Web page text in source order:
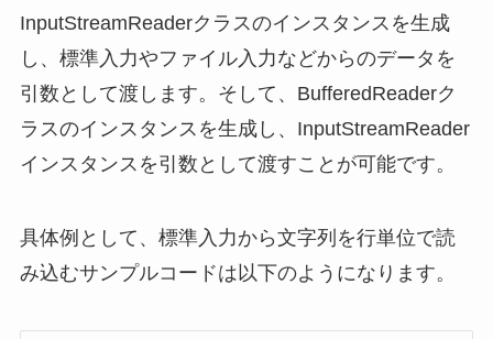
InputStreamReaderクラスのインスタンスを生成
し、標準入力やファイル入力などからのデータを
引数として渡します。そして、BufferedReaderク
ラスのインスタンスを生成し、InputStreamReader
インスタンスを引数として渡すことが可能です。
具体例として、標準入力から文字列を行単位で読
み込むサンプルコードは以下のようになります。